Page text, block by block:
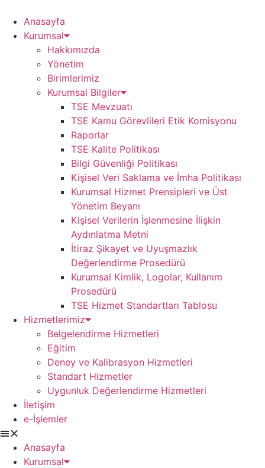
content
Anasayfa
Kurumsal
Hakkımızda
Yönetim
Birimlerimiz
Kurumsal Bilgiler
TSE Mevzuatı
TSE Kamu Görevlileri Etik Komisyonu
Raporlar
TSE Kalite Politikası
Bilgi Güvenliği Politikası
Kişisel Veri Saklama ve İmha Politikası
Kurumsal Hizmet Prensipleri ve Üst
Yönetim Beyanı
Kişisel Verilerin İşlenmesine İlişkin
Aydınlatma Metni
İtiraz Şikayet ve Uyuşmazlık
Değerlendirme Prosedürü
Kurumsal Kimlik, Logolar, Kullanım
Prosedürü
TSE Hizmet Standartları Tablosu
Hizmetlerimiz
Belgelendirme Hizmetleri
Eğitim
Deney ve Kalibrasyon Hizmetleri
Standart Hizmetler
Uygunluk Değerlendirme Hizmetleri
İletişim
e-İşlemler
Anasayfa
Kurumsal